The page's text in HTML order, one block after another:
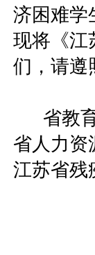
济困难学
现将《江
们，请遵
省教
省人力资
江苏省残